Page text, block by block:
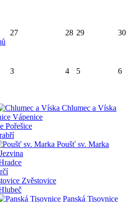
27 28 29 30
3 4 5
6
Chlumec a Víska
Vápenice
Pořešice
Poušť sv. Marka
Jezvina
Zvěstovice
Panská Tisovnice